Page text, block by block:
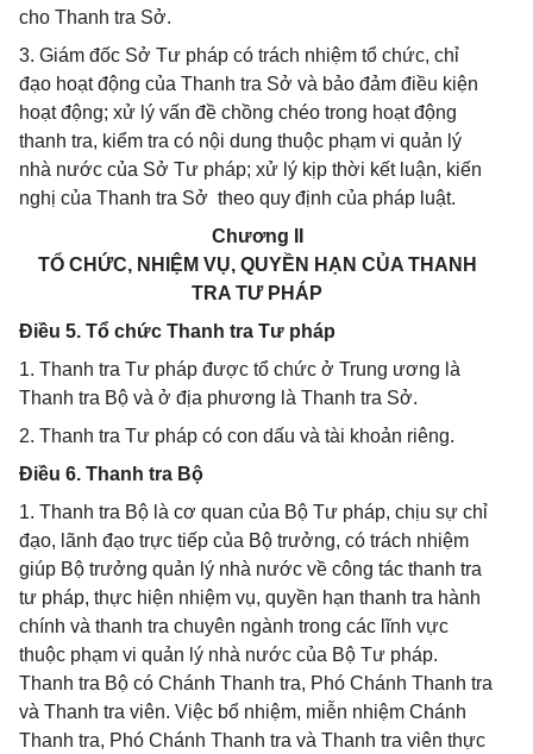
cho Thanh tra Sở.
3. Giám đốc Sở Tư pháp có trách nhiệm tổ chức, chỉ
đạo hoạt động của Thanh tra Sở và bảo đảm điều kiện
hoạt động; xử lý vấn đề chồng chéo trong hoạt động
thanh tra, kiểm tra có nội dung thuộc phạm vi quản lý
nhà nước của Sở Tư pháp; xử lý kịp thời kết luận, kiến
nghị của Thanh tra Sở theo quy định của pháp luật.
Chương II
TỔ CHỨC, NHIỆM VỤ, QUYỀN HẠN CỦA THANH
TRA TƯ PHÁP
Điều 5. Tổ chức Thanh tra Tư pháp
1. Thanh tra Tư pháp được tổ chức ở Trung ương là
Thanh tra Bộ và ở địa phương là Thanh tra Sở.
2. Thanh tra Tư pháp có con dấu và tài khoản riêng.
Điều 6. Thanh tra Bộ
1. Thanh tra Bộ là cơ quan của Bộ Tư pháp, chịu sự chỉ
đạo, lãnh đạo trực tiếp của Bộ trưởng, có trách nhiệm
giúp Bộ trưởng quản lý nhà nước về công tác thanh tra
tư pháp, thực hiện nhiệm vụ, quyền hạn thanh tra hành
chính và thanh tra chuyên ngành trong các lĩnh vực
thuộc phạm vi quản lý nhà nước của Bộ Tư pháp.
Thanh tra Bộ có Chánh Thanh tra, Phó Chánh Thanh tra
và Thanh tra viên. Việc bổ nhiệm, miễn nhiệm Chánh
Thanh tra, Phó Chánh Thanh tra và Thanh tra viên thực